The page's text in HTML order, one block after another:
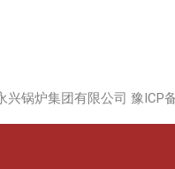
兴锅炉集团有限公司 豫ICP